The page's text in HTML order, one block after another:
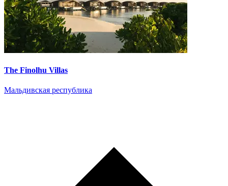
The Finolhu Villas
Мальдивская республика